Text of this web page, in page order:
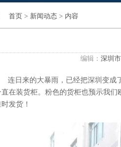
首页 > 新闻动态 > 内容
编辑： 深圳
连日来的大暴雨，已经把深圳变
直在装货柜。粉色的货柜也预示我
发货！